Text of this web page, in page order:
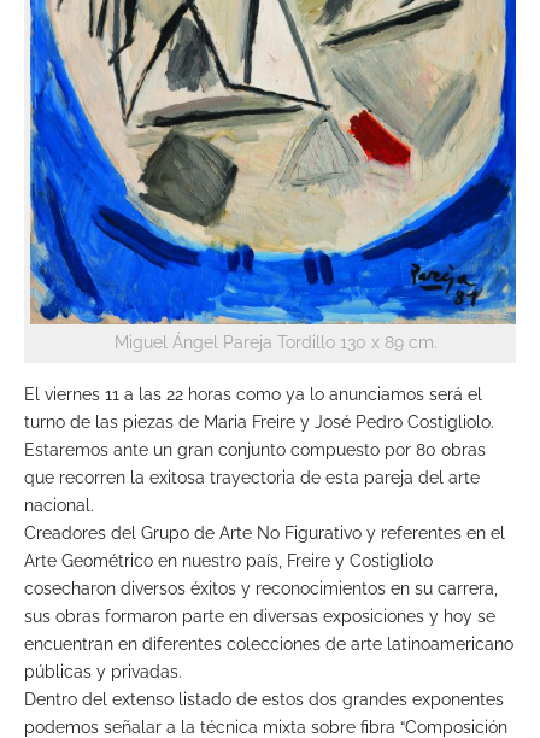
Miguel Ángel Pareja Tordillo 130 x 89 cm.
El viernes 11 a las 22 horas como ya lo anunciamos será el
turno de las piezas de Maria Freire y José Pedro Costigliolo.
Estaremos ante un gran conjunto compuesto por 80 obras
que recorren la exitosa trayectoria de esta pareja del arte
nacional.
Creadores del Grupo de Arte No Figurativo y referentes en el
Arte Geométrico en nuestro país, Freire y Costigliolo
cosecharon diversos éxitos y reconocimientos en su carrera,
sus obras formaron parte en diversas exposiciones y hoy se
encuentran en diferentes colecciones de arte latinoamericano
públicas y privadas.
Dentro del extenso listado de estos dos grandes exponentes
podemos señalar a la técnica mixta sobre fibra “Composición